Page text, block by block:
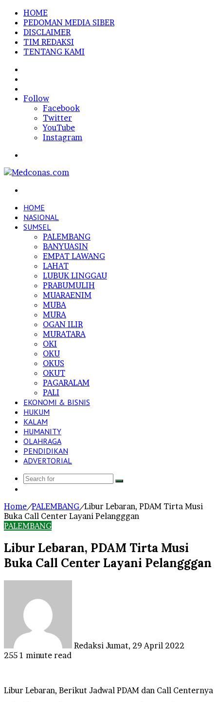
HOME
PEDOMAN MEDIA SIBER
DISCLAIMER
TIM REDAKSI
TENTANG KAMI
In
Follow
Facebook
Twitter
YouTube
Instagram
HOME
NASIONAL
SUMSEL
PALEMBANG
BANYUASIN
EMPAT LAWANG
LAHAT
LUBUK LINGGAU
PRABUMULIH
MUARAENIM
MUBA
MURA
OGAN ILIR
MURATARA
OKI
OKU
OKUS
OKUT
PAGARALAM
PALI
EKONOMI & BISNIS
HUKUM
KALAM
HUMANITY
OLAHRAGA
PENDIDIKAN
ADVERTORIAL
Search
Home/PALEMBANG/Libur Lebaran, PDAM Tirta Musi
Buka Call Center Layani Pelangggan
PALEMBANG
Libur Lebaran, PDAM Tirta Musi
Buka Call Center Layani Pelangggan
Redaksi Jumat, 29 April 2022
255 1 minute read
Libur Lebaran, Berikut Jadwal PDAM dan Call Centernya